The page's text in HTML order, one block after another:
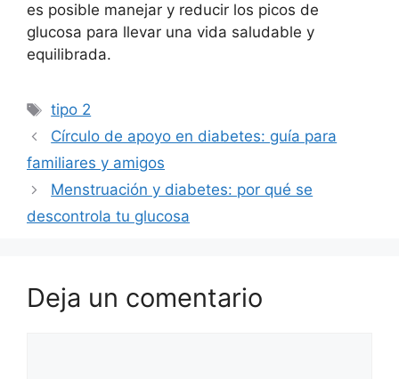
es posible manejar y reducir los picos de
glucosa para llevar una vida saludable y
equilibrada.
Etiquetas
tipo 2
Círculo de apoyo en diabetes: guía para
familiares y amigos
Menstruación y diabetes: por qué se
descontrola tu glucosa
Deja un comentario